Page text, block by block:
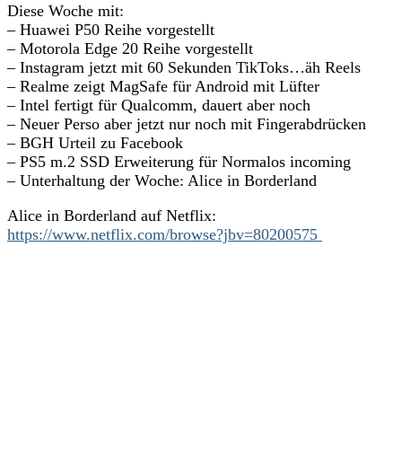
Diese Woche mit:
– Huawei P50 Reihe vorgestellt
– Motorola Edge 20 Reihe vorgestellt
– Instagram jetzt mit 60 Sekunden TikToks…äh Reels
– Realme zeigt MagSafe für Android mit Lüfter
– Intel fertigt für Qualcomm, dauert aber noch
– Neuer Perso aber jetzt nur noch mit Fingerabdrücken
– BGH Urteil zu Facebook
– PS5 m.2 SSD Erweiterung für Normalos incoming
– Unterhaltung der Woche: Alice in Borderland
Alice in Borderland auf Netflix:
https://www.netflix.com/browse?jbv=80200575